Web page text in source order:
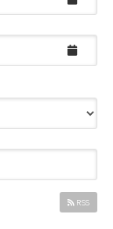
RSS